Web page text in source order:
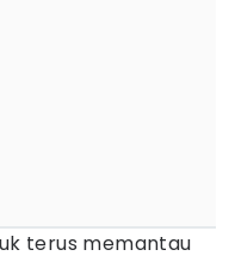
terus memantau